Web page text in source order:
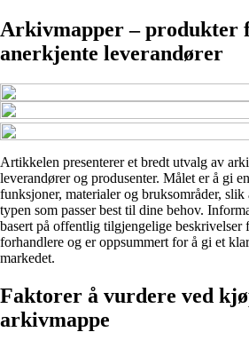
Arkivmapper – produkter
anerkjente leverandører
Artikkelen presenterer et bredt utvalg av
leverandører og produsenter. Målet er å gi
funksjoner, materialer og bruksområder,
typen som passer best til dine behov.
basert på offentlig tilgjengelige beskrivelser
forhandlere og er oppsummert for å gi et
markedet.
Faktorer å vurdere ved
arkivmappe